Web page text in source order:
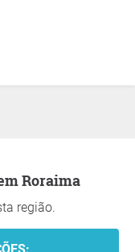
Roraima
região.